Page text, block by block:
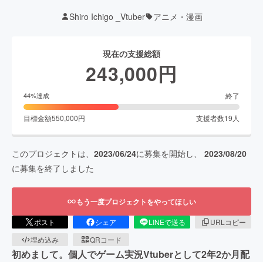
Shiro Ichigo _Vtuber アニメ・漫画
現在の支援総額
243,000円
44%達成 終了
目標金額550,000円 支援者数19 人
このプロジェクトは、 2023/06/24に募集を開始し、 2023/08/20
に募集を終了しました
もう一度プロジェクトをやってほしい
ポスト シェア LINEで送る
URLコピー
埋め込み
QRコード
初めまして。個人でゲーム実況Vtuberとして2年2か月配